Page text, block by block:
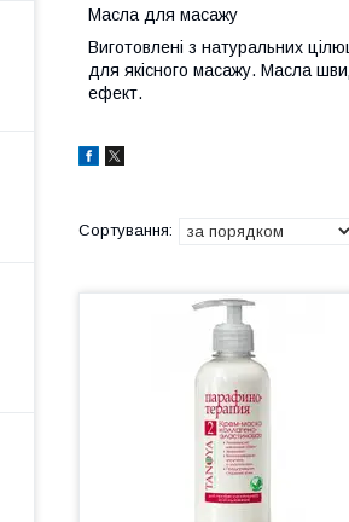
Масла для масажу
Виготовлені з натуральних
для якісного масажу. Масла
ефект.